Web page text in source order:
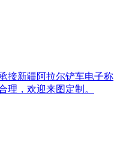
接新疆阿拉尔铲车电子称
理，欢迎来图定制。